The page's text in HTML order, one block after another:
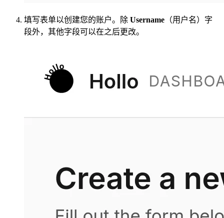
填写表单以创建您的账户。除 Username （用户名）字
段外，其他字段可以在之后更改。